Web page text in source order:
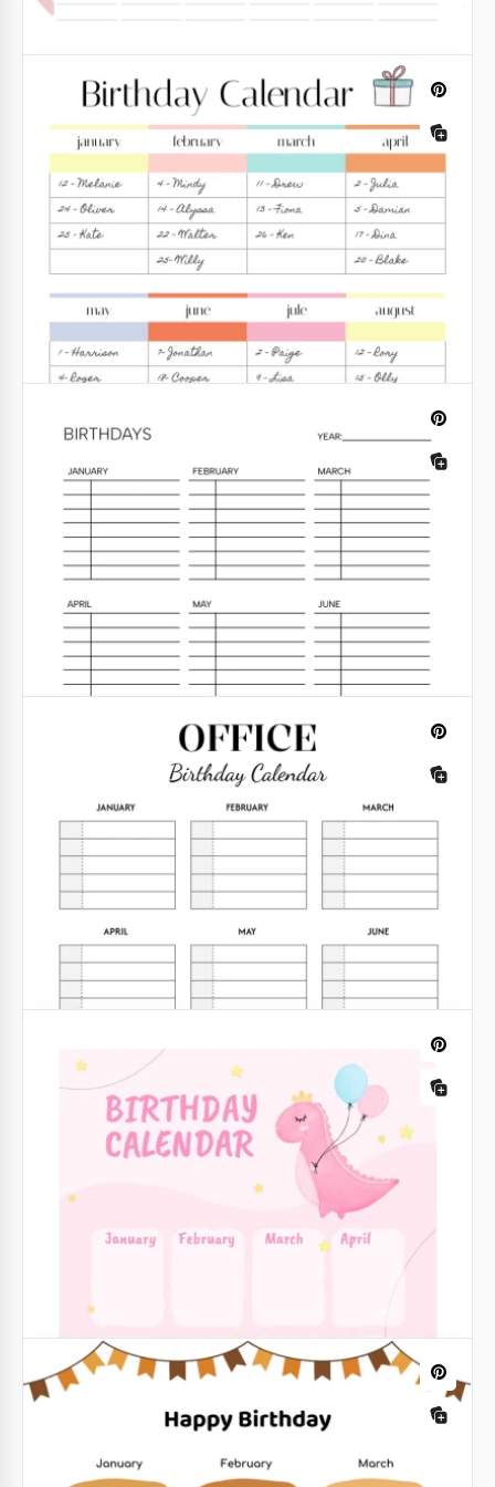
Druckbarer anpassbarer jährlicher
Geburtstagskalender
Möchten Sie nie die Geburtstage Ihrer Liebsten,
Freunde und Kollegen vergessen? Notieren Sie die
notwendigen Termine in einem Kalender!
Geburtstagskalender
Verpassen Sie nie wieder eine Geburtstagsfeier mit
unserem Geburtstagskalendervorlage. Organisieren
und verfolgen Sie sie mühelos und behalten Sie Ihre
besonderen Momente im Fokus.
Google Docs
Druckbare Büro-
Geburtstagskalendervorlage
Haben Sie Angst, den Geburtstag Ihres Freundes
oder Verwandten zu verpassen? Möchten Sie nicht
vor Ihrem Kollegen flach fallen?